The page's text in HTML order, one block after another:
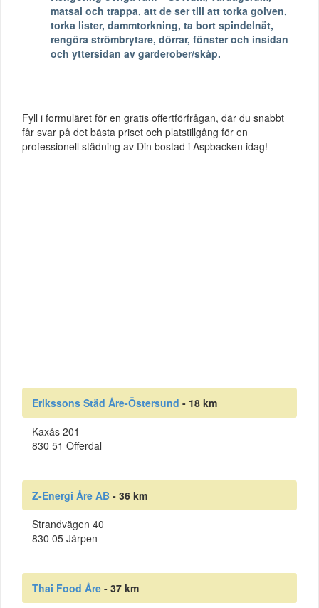
matsal och trappa, att de ser till att torka golven,
torka lister, dammtorkning, ta bort spindelnät,
rengöra strömbrytare, dörrar, fönster och insidan
och yttersidan av garderober/skåp.
Fyll i formuläret för en gratis offertförfrågan, där du snabbt
får svar på det bästa priset och platstillgång för en
professionell städning av Din bostad i Aspbacken idag!
Erikssons Städ Åre-Östersund - 18 km
Kaxås 201
830 51 Offerdal
Z-Energi Åre AB - 36 km
Strandvägen 40
830 05 Järpen
Thai Food Åre - 37 km